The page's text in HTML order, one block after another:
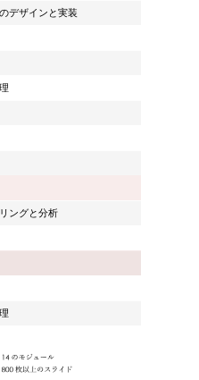
デザインと実装
ングと分析